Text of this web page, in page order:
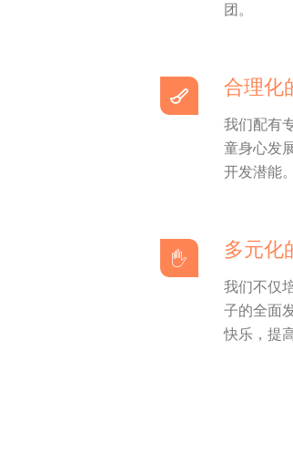
团。
合理化
我们配有
童身心发
开发潜能。
多元化
我们不仅
子的全面
快乐，提